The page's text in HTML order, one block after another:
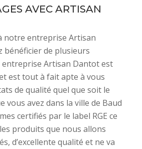
AVEC ARTISAN
notre entreprise Artisan
bénéficier de plusieurs
Artisan Dantot est
est tout à fait apte à vous
de qualité quel que soit le
vous avez dans la ville de Baud
certifiés par le label RGE ce
produits que nous allons
d’excellente qualité et ne va